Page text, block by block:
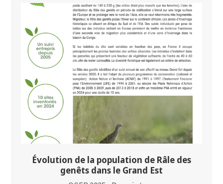
Évolution de la population de Râle des
genêts dans le Grand Est